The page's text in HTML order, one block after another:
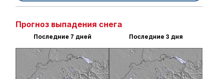
Прогноз выпадения снега
Последние 7 дней Последние 3 дня